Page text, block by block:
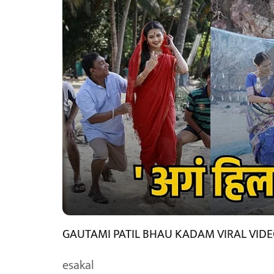
GAUTAMI PATIL BHAU KADAM VIRAL
esakal